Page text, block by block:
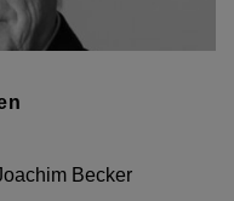
Becker